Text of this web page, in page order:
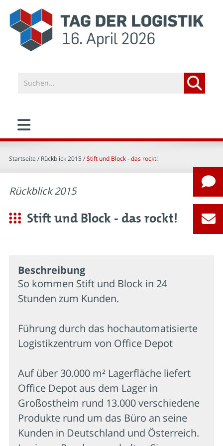
Startseite / Rückblick 2015 /Stift und Block - das rockt!
Rückblick 2015
Stift und Block - das rockt!
Beschrei­bung
So kommen Stift und Block in 24
Stunden zum Kunden.
Führung durch das hochautomatisierte
Logistikzentrum von Office Depot
Auf über 30.000 m² Lagerfläche liefert
Office Depot aus dem Lager in
Großostheim rund 13.000 verschiedene
Produkte rund um das Büro an seine
Kunden in Deutschland und Österreich.